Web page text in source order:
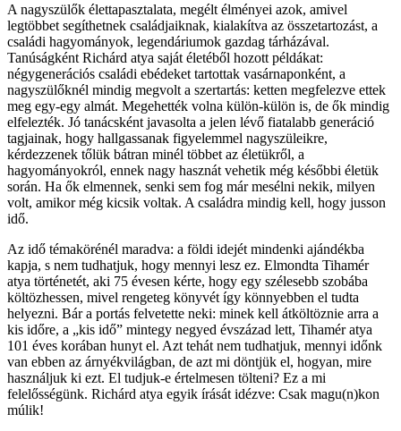
A nagyszülők élettapasztalata, megélt élményei azok, amivel
legtöbbet segíthetnek családjaiknak, kialakítva az összetartozást, a
családi hagyományok, legendáriumok gazdag tárházával.
Tanúságként Richárd atya saját életéből hozott példákat:
négygenerációs családi ebédeket tartottak vasárnaponként, a
nagyszülőknél mindig megvolt a szertartás: ketten megfelezve ettek
meg egy-egy almát. Megehették volna külön-külön is, de ők mindig
elfelezték. Jó tanácsként javasolta a jelen lévő fiatalabb generáció
tagjainak, hogy hallgassanak figyelemmel nagyszüleikre,
kérdezzenek tőlük bátran minél többet az életükről, a
hagyományokról, ennek nagy hasznát vehetik még későbbi életük
során. Ha ők elmennek, senki sem fog már mesélni nekik, milyen
volt, amikor még kicsik voltak. A családra mindig kell, hogy jusson
idő.
Az idő témakörénél maradva: a földi idejét mindenki ajándékba
kapja, s nem tudhatjuk, hogy mennyi lesz ez. Elmondta Tihamér
atya történetét, aki 75 évesen kérte, hogy egy szélesebb szobába
költözhessen, mivel rengeteg könyvét így könnyebben el tudta
helyezni. Bár a portás felvetette neki: minek kell átköltöznie arra a
kis időre, a „kis idő” mintegy negyed évszázad lett, Tihamér atya
101 éves korában hunyt el. Azt tehát nem tudhatjuk, mennyi időnk
van ebben az árnyékvilágban, de azt mi döntjük el, hogyan, mire
használjuk ki ezt. El tudjuk-e értelmesen tölteni? Ez a mi
felelősségünk. Richárd atya egyik írását idézve: Csak magu(n)kon
múlik!